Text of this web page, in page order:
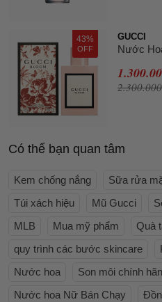
43%
OFF
GUCCI
Nước
Có thể bạn quan tâm
Kem chống nắng Sữa rửa
Túi xách hiệu
Mũ Gucci
MLB
Mua mỹ phẩm Quà
quy trình các bước skincare
Nước hoa
Son môi chính
Nước hoa Nữ Bán Chạy